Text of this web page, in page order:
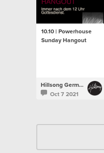
10.10 | Powerhouse
Sunday Hangout
Hillsong Germany
Oct 7 2021